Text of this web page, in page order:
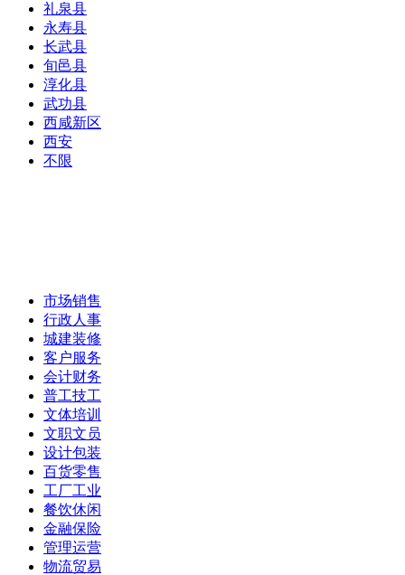
礼泉县
永寿县
长武县
旬邑县
淳化县
武功县
西咸新区
西安
不限
市场销售
行政人事
城建装修
客户服务
会计财务
普工技工
文体培训
文职文员
设计包装
百货零售
工厂工业
餐饮休闲
金融保险
管理运营
物流贸易